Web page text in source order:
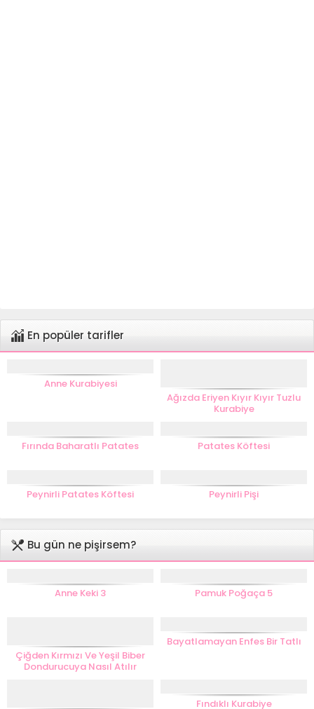
En popüler tarifler
Anne Kurabiyesi
Ağızda Eriyen Kıyır Kıyır Tuzlu
Kurabiye
Fırında Baharatlı Patates Patates Köftesi
Peynirli Patates Köftesi Peynirli Pişi
Bu gün ne pişirsem?
Anne Keki 3 Pamuk Poğaça 5
Çiğden Kırmızı Ve Yeşil Biber
Dondurucuya Nasıl Atılır
Bayatlamayan Enfes Bir Tatlı
Fındıklı Kurabiye